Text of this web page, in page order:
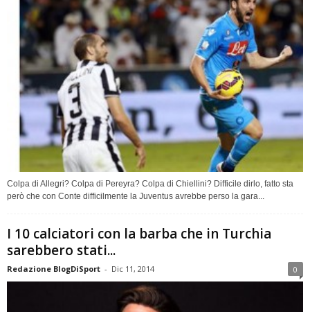
Colpa di Allegri? Colpa di Pereyra? Colpa di Chiellini? Difficile dirlo, fatto sta
però che con Conte difficilmente la Juventus avrebbe perso la gara...
I 10 calciatori con la barba che in Turchia
sarebbero stati...
Redazione BlogDiSport - Dic 11, 2014 0